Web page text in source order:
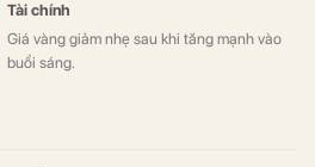
Tài chính
Giá vàng giảm nhẹ sau khi tăng mạnh vào
buổi sáng.